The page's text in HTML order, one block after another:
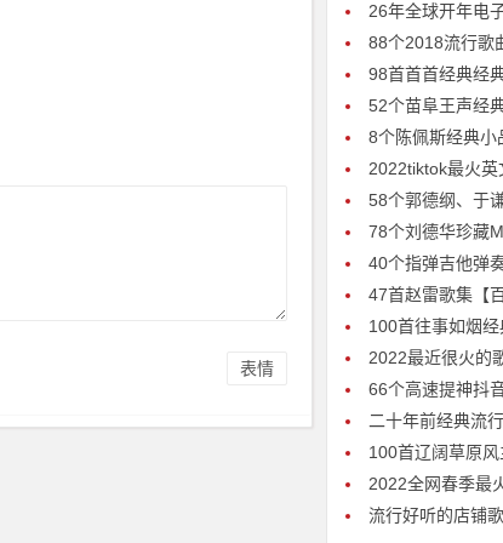
表情
26年全球开年电
88个2018流行歌
98首首首经典经
52个苗阜王声经典相声
8个陈佩斯经典小
2022tiktok最火英
58个郭德纲、于谦相声全
78个刘德华珍藏
40个指弹吉他弹
47首赵雷歌集【
100首往事如烟
2022最近很火的
66个高速提神抖
二十年前经典流
100首辽阔草原
2022全网春季最
流行好听的店铺